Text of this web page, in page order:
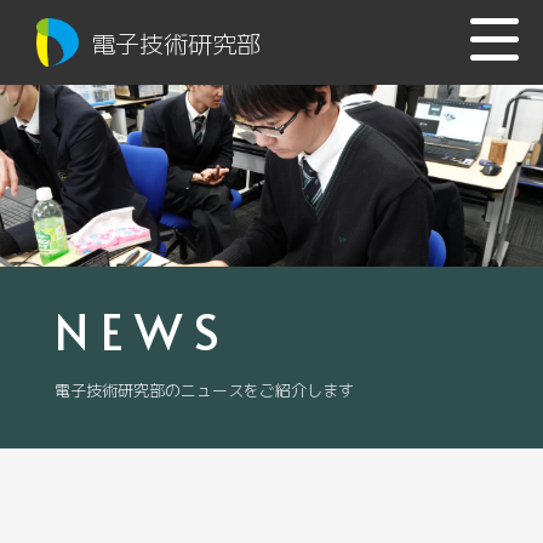
電子技術研究部
NEWS
電子技術研究部のニュースをご紹介します